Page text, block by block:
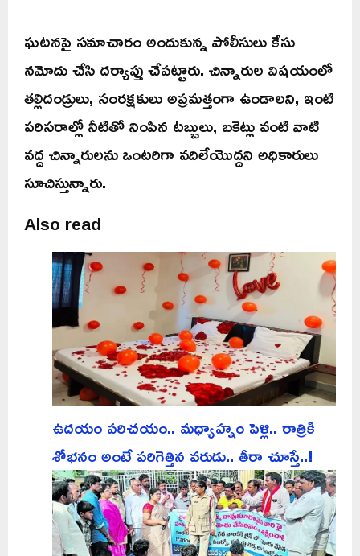
ఘటనపై సమాచారం అందుకున్న పోలీసులు కేసు
నమోదు చేసి దర్యాప్తు చేపట్టారు. చిన్నారుల విషయంలో
తల్లిదండ్రులు, సంరక్షకులు అప్రమత్తంగా ఉండాలని, ఇంటి
పరిసరాల్లో నీటితో నింపిన టబ్బులు, బకెట్లు వంటి వాటి
వద్ద చిన్నారులను ఒంటరిగా వదిలేయొద్దని అధికారులు
సూచిస్తున్నారు.
Also read
ఉదయం పరిచయం.. మధ్యాహ్నం పెళ్లి.. రాత్రికి
శోభనం అంటే పరిగెత్తిన వరుడు.. తీరా చూస్తే..!